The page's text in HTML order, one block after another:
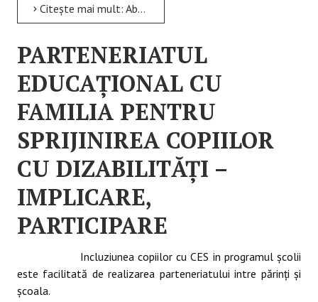
Citește mai mult: Abandonul şcolar
PARTENERIATUL
EDUCAŢIONAL CU
FAMILIA PENTRU
SPRIJINIREA COPIILOR
CU DIZABILITĂŢI –
IMPLICARE,
PARTICIPARE
Incluziunea copiilor cu CES in programul școlii
este facilitată de realizarea parteneriatului intre părinţi şi
școala.